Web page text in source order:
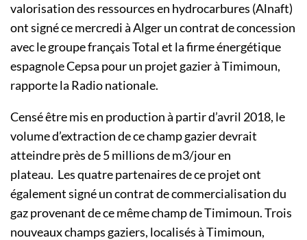
valorisation des ressources en hydrocarbures (Alnaft)
ont signé ce mercredi à Alger un contrat de concession
avec le groupe français Total et la firme énergétique
espagnole Cepsa pour un projet gazier à Timimoun,
rapporte la Radio nationale.
Censé être mis en production à partir d’avril 2018, le
volume d’extraction de ce champ gazier devrait
atteindre près de 5 millions de m3/jour en
plateau. Les quatre partenaires de ce projet ont
également signé un contrat de commercialisation du
gaz provenant de ce même champ de Timimoun. Trois
nouveaux champs gaziers, localisés à Timimoun,